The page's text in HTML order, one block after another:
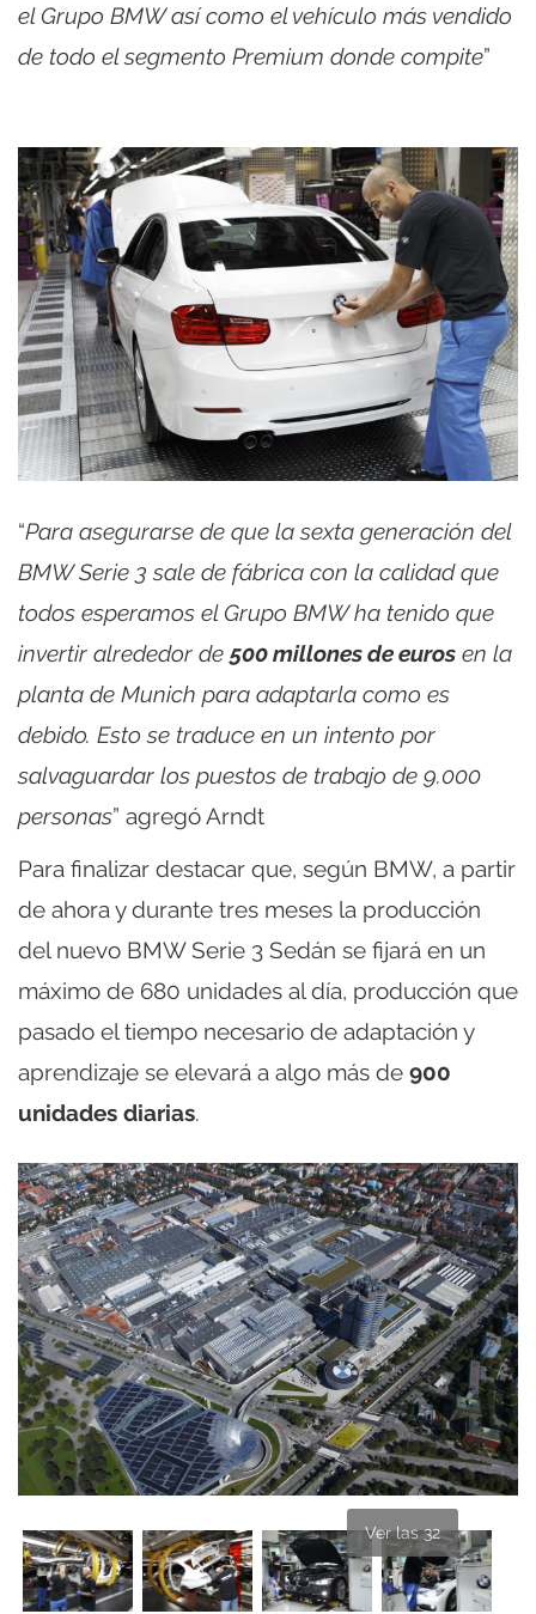
el Grupo BMW así como el vehículo más vendido
de todo el segmento Premium donde compite”
“Para asegurarse de que la sexta generación del
BMW Serie 3 sale de fábrica con la calidad que
todos esperamos el Grupo BMW ha tenido que
invertir alrededor de 500 millones de euros en la
planta de Munich para adaptarla como es
debido. Esto se traduce en un intento por
salvaguardar los puestos de trabajo de 9.000
personas” agregó Arndt
Para finalizar destacar que, según BMW, a partir
de ahora y durante tres meses la producción
del nuevo BMW Serie 3 Sedán se fijará en un
máximo de 680 unidades al día, producción que
pasado el tiempo necesario de adaptación y
aprendizaje se elevará a algo más de 900
unidades diarias.
Ver las 32